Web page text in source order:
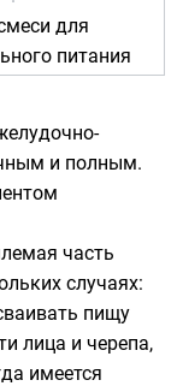
для
питания
и полным.
часть
случаях:
пищу
лица и черепа,
имеется